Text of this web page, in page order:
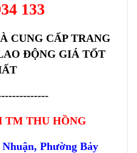
133
CUNG CẤP TRANG
ĐỘNG GIÁ TỐT
TM THU HỒNG
Phường Bảy